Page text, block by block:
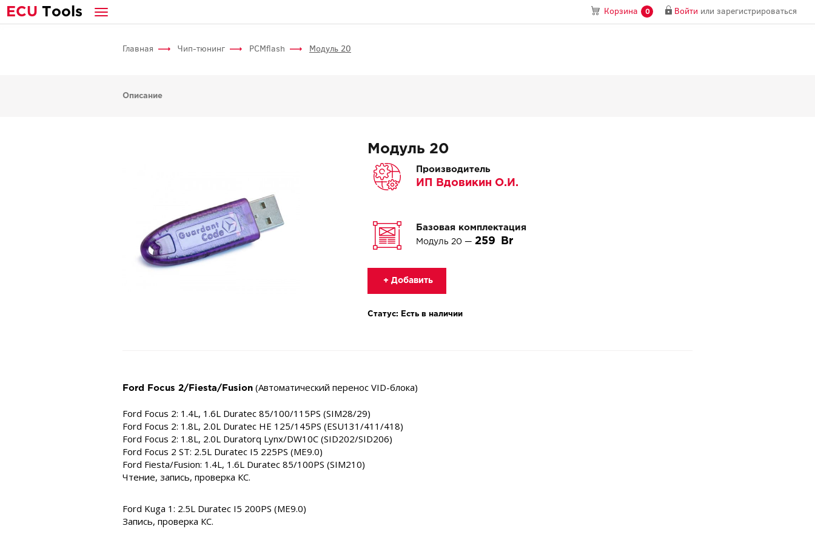
ECU Tools Корзина 0 Войти или зарегистрироваться
Главная Чип-тюнинг PCMflash Модуль 20
Описание
Модуль 20
Производитель
ИП Вдовикин О.И.
Базовая комплектация
Модуль 20 —259
+ Добавить
Статус: Есть в наличии
Ford Focus 2/Fiesta/Fusion (Автоматический перенос VID-блока)
Ford Focus 2: 1.4L, 1.6L Duratec 85/100/115PS (SIM28/29)
Ford Focus 2: 1.8L, 2.0L Duratec HE 125/145PS (ESU131/411/418)
Ford Focus 2: 1.8L, 2.0L Duratorq Lynx/DW10C (SID202/SID206)
Ford Focus 2 ST: 2.5L Duratec I5 225PS (ME9.0)
Ford Fiesta/Fusion: 1.4L, 1.6L Duratec 85/100PS (SIM210)
Чтение, запись, проверка КС.
Ford Kuga 1: 2.5L Duratec I5 200PS (ME9.0)
Запись, проверка КС.